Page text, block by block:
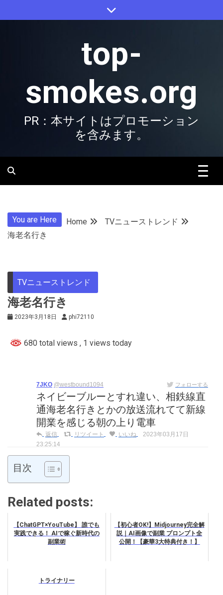
to
top-
smokes.org
PR：本サイトはプロモーション
を含みます。
You are Here Home
TVニューストレンド
海老名行き
TVニューストレンド
海老名行き
2023年3月18日 phi72110
680 total views , 1 views today
7JKO @westbound1094 フォローする
ネイビーブルーとすれ違い、相鉄線直
通海老名行きとかの放送流れてて新線
開業を感じる朝の上り電車
返信 リツイート いいね
2023年03月17日
23:25:14
目次
Related posts:
【ChatGPT×YouTube】 誰でも
実践できる！ AIで稼ぐ新時代の
副業術
【初心者OK!】Midjourney完全解
説｜AI画像で副業 プロンプト全
公開！【豪華3大特典付き！】
トライナリー